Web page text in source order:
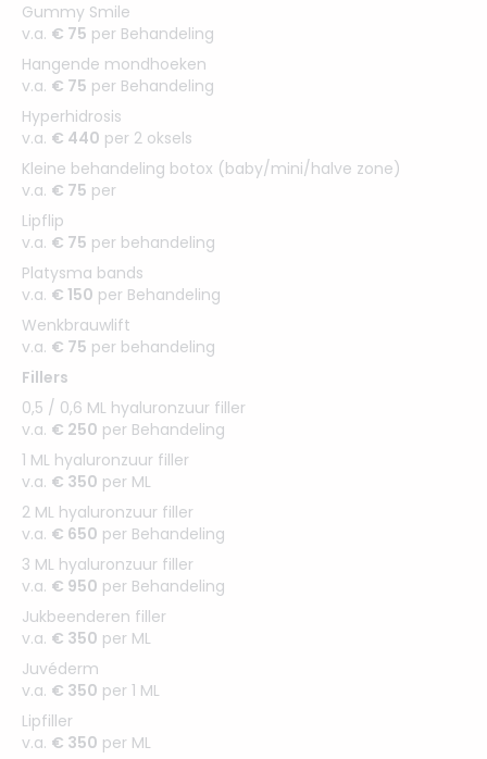
Gummy Smile
v.a. € 75 per Behandeling
Hangende mondhoeken
v.a. € 75 per Behandeling
Hyperhidrosis
v.a. € 440 per 2 oksels
Kleine behandeling botox (baby/mini/halve zone)
v.a. € 75 per
Lipflip
v.a. € 75 per behandeling
Platysma bands
v.a. € 150 per Behandeling
Wenkbrauwlift
v.a. € 75 per behandeling
Fillers
0,5 / 0,6 ML hyaluronzuur filler
v.a. € 250 per Behandeling
1 ML hyaluronzuur filler
v.a. € 350 per ML
2 ML hyaluronzuur filler
v.a. € 650 per Behandeling
3 ML hyaluronzuur filler
v.a. € 950 per Behandeling
Jukbeenderen filler
v.a. € 350 per ML
Juvéderm
v.a. € 350 per 1 ML
Lipfiller
v.a. € 350 per ML